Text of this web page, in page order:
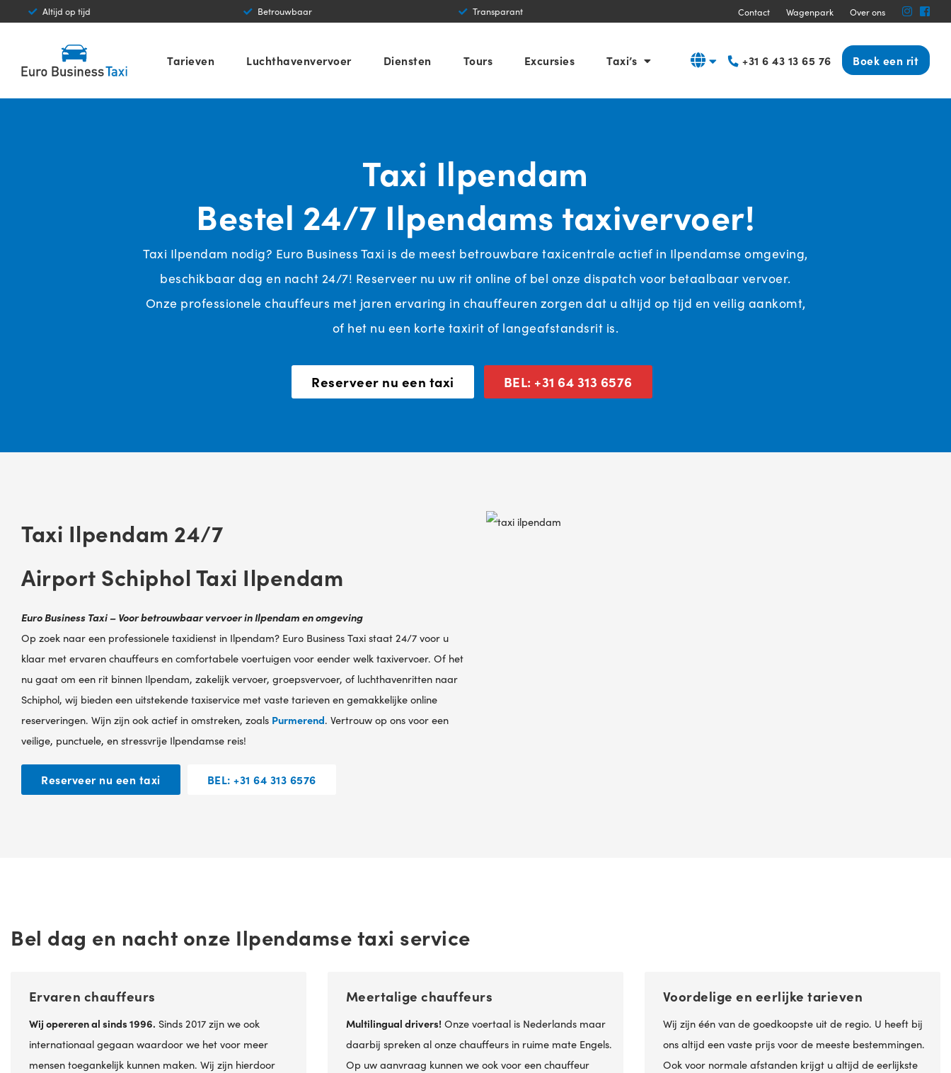
Betrouwbaar Transparant Professioneel Contact Wagenpark Over ons
Tarieven Luchthavenvervoer Diensten Tours Excursies Taxi’s +31 6 43 13 65 76 Boek een rit
Taxi Ilpendam
Bestel 24/7 Ilpendams taxivervoer!
Taxi Ilpendam nodig? Euro Business Taxi is de meest betrouwbare taxicentrale actief in Ilpendamse omgeving,
beschikbaar dag en nacht 24/7! Reserveer nu uw rit online of bel onze dispatch voor betaalbaar vervoer.
Onze professionele chauffeurs met jaren ervaring in chauffeuren zorgen dat u altijd op tijd en veilig aankomt,
of het nu een korte taxirit of langeafstandsrit is.
Reserveer nu een taxi BEL: +31 64 313 6576
Taxi Ilpendam 24/7
Airport Schiphol Taxi Ilpendam
Euro Business Taxi – Voor betrouwbaar vervoer in Ilpendam en omgeving
Op zoek naar een professionele taxidienst in Ilpendam? Euro Business Taxi staat 24/7 voor u
klaar met ervaren chauffeurs en comfortabele voertuigen voor eender welk taxivervoer. Of het
nu gaat om een rit binnen Ilpendam, zakelijk vervoer, groepsvervoer, of luchthavenritten naar
Schiphol, wij bieden een uitstekende taxiservice met vaste tarieven en gemakkelijke online
reserveringen. Wijn zijn ook actief in omstreken, zoals Purmerend. Vertrouw op ons voor een
veilige, punctuele, en stressvrije Ilpendamse reis!
Reserveer nu een taxi BEL: +31 64 313 6576
Bel dag en nacht onze Ilpendamse taxi service
Ervaren chauffeurs
Wij opereren al sinds 1996. Sinds 2017 zijn we ook
internationaal gegaan waardoor we het voor meer
mensen toegankelijk kunnen maken. Wij zijn hierdoor
Meertalige chauffeurs
Multilingual drivers!Onze voertaal is Nederlands maar
daarbij spreken al onze chauffeurs in ruime mate Engels.
Op uw aanvraag kunnen we ook voor een chauffeur
Voordelige en eerlijke tarieven
Wij zijn één van de goedkoopste uit de regio. U heeft bij
ons altijd een vaste prijs voor de meeste bestemmingen.
Ook voor normale afstanden krijgt u altijd de eerlijkste